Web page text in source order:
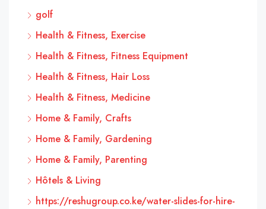
golf
Health & Fitness, Exercise
Health & Fitness, Fitness Equipment
Health & Fitness, Hair Loss
Health & Fitness, Medicine
Home & Family, Crafts
Home & Family, Gardening
Home & Family, Parenting
Hôtels & Living
https://reshugroup.co.ke/water-slides-for-hire-